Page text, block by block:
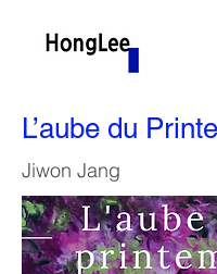
L’aube du
Jiwon Jang